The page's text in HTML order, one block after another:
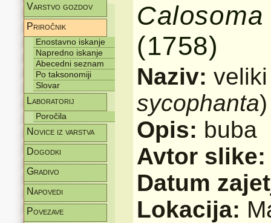
Varstvo gozdov
Priročnik
Enostavno iskanje
Napredno iskanje
Abecedni seznam
Po taksonomiji
Slovar
Laboratorij
Poročila
Novice iz varstva
Dogodki
Gradivo
Napovedi
Povezave
Calosoma
(1758)
Naziv:
sycophanta)
Opis: buba
Avtor
Datum
Lokacija: